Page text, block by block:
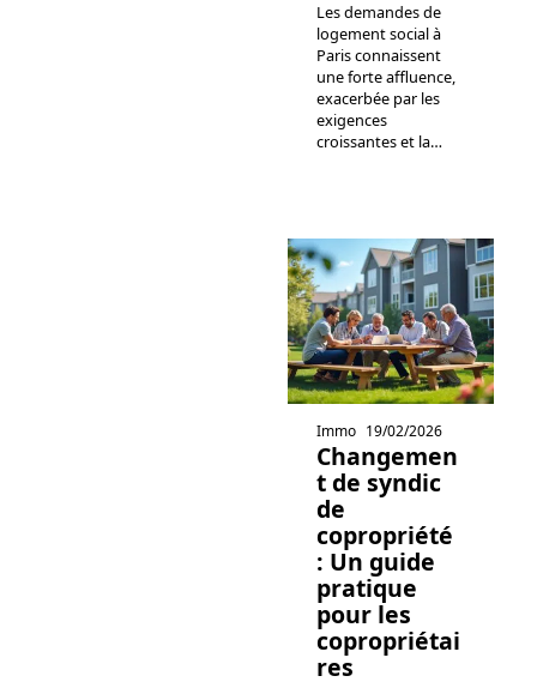
Les demandes de
logement social à
Paris connaissent
une forte affluence,
exacerbée par les
exigences
croissantes et la…
Immo 19/02/2026
Changemen
t de syndic
de
copropriété
: Un guide
pratique
pour les
copropriétai
res